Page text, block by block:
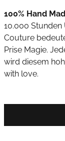
100% Hand
10.000 Stunden
Couture
Prise Magie.
wird diesem
with love.